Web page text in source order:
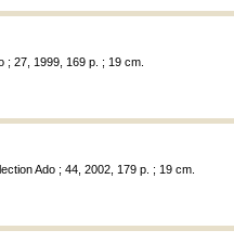
; 27, 1999, 169 p. ; 19 cm.
Ado ; 44, 2002, 179 p. ; 19 cm.